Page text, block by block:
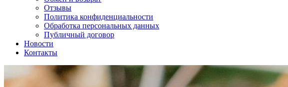
Отзывы
Политика конфиденциальности
Обработка персональных данных
Публичный договор
Новости
Контакты